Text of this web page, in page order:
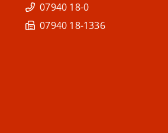
07940 18-0
07940 18-1336